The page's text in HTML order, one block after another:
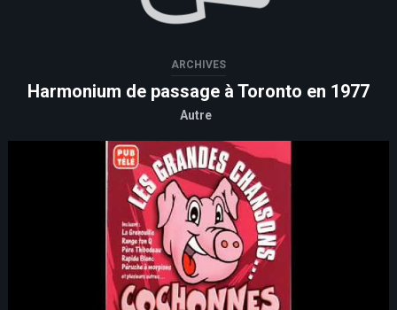
ARCHIVES
Harmonium de passage à Toronto en 1977
Autre